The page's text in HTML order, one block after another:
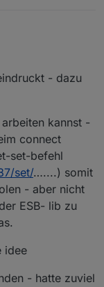
- dazu
kannst -
connect
set-befehl
set/…....) somit
- aber nicht
ESB- lib zu
idee
- hatte zuviel